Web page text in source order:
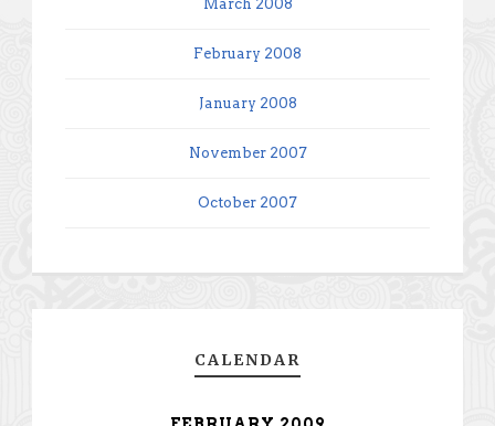
March 2008
February 2008
January 2008
November 2007
October 2007
CALENDAR